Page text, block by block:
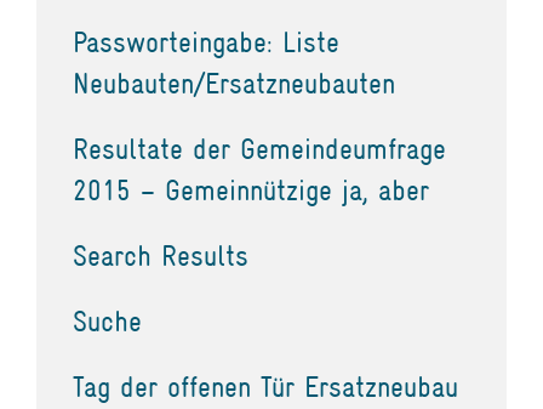
Passworteingabe: Liste
Neubauten/Ersatzneubauten
Resultate der Gemeindeumfrage
2015 – Gemeinnützige ja, aber
Search Results
Suche
Tag der offenen Tür Ersatzneubau